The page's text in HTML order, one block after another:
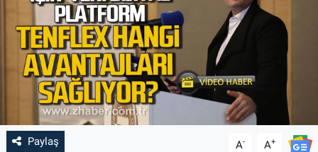
Paylaş A- A+